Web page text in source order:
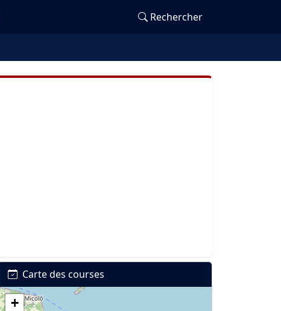
Rechercher
Carte des courses
+